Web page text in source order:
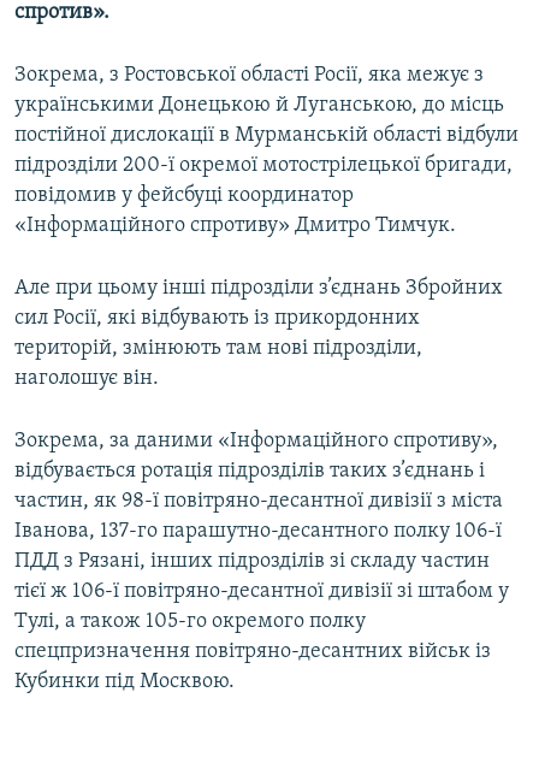
спротив».
Зокрема, з Ростовської області Росії, яка межує з
українськими Донецькою й Луганською, до місць
постійної дислокації в Мурманській області відбули
підрозділи 200-ї окремої мотострілецької бригади,
повідомив у фейсбуці координатор
«Інформаційного спротиву» Дмитро Тимчук.
Але при цьому інші підрозділи з’єднань Збройних
сил Росії, які відбувають із прикордонних
територій, змінюють там нові підрозділи,
наголошує він.
Зокрема, за даними «Інформаційного спротиву»,
відбувається ротація підрозділів таких з’єднань і
частин, як 98-ї повітряно-десантної дивізії з міста
Іванова, 137-го парашутно-десантного полку 106-ї
ПДД з Рязані, інших підрозділів зі складу частин
тієї ж 106-ї повітряно-десантної дивізії зі штабом у
Тулі, а також 105-го окремого полку
спецпризначення повітряно-десантних військ із
Кубинки під Москвою.